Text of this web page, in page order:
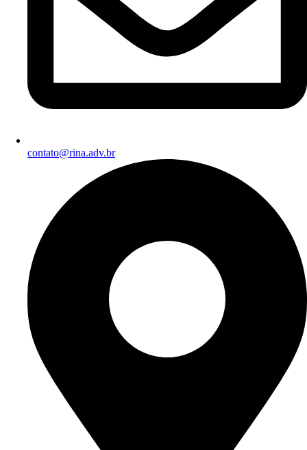
contato@rina.adv.br